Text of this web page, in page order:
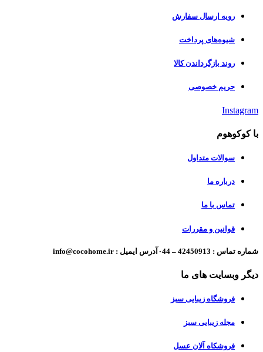
رویه ارسال سفارش
شیوه‌های پرداخت
روند بازگرداندن کالا
حریم خصوصی
Instagram
با کوکوهوم
سوالات متداول
درباره ما
تماس با ما
قوانین و مقررات
شماره تماس : 42450913 – ۰44آدرس ایمیل : info@cocohome.ir
دیگر وبسایت های ما
فروشگاه زیبایی سبز
مجله زیبایی سبز
فروشکاه آلان عسل